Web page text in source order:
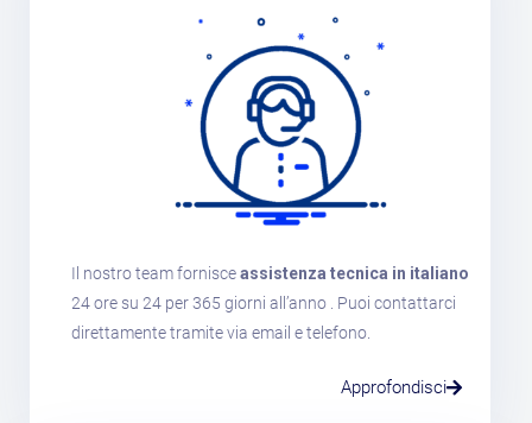
Il nostro team fornisceassistenza tecnica in italiano
24 ore su 24 per 365 giorni all’anno . Puoi contattarci
direttamente tramite via email e telefono.
Approfondisci